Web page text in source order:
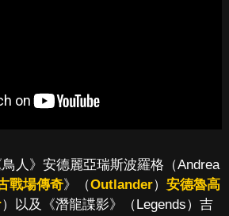
人》安德麗亞瑞斯波羅格（Andrea
戰場傳奇》（Outlander） 安德魯高
）以及《潛龍諜影》（Legends）吉